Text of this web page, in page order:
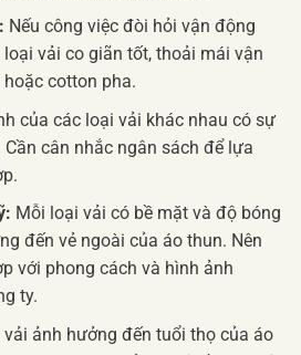
Nếu công việc đòi hỏi vận động
loại vải co giãn tốt, thoải mái vận
cotton pha.
của các loại vải khác nhau có sự
cân nhắc ngân sách để lựa
Mỗi loại vải có bề mặt và độ bóng
đến vẻ ngoài của áo thun. Nên
với phong cách và hình ảnh
ty.
ảnh hưởng đến tuổi thọ của áo